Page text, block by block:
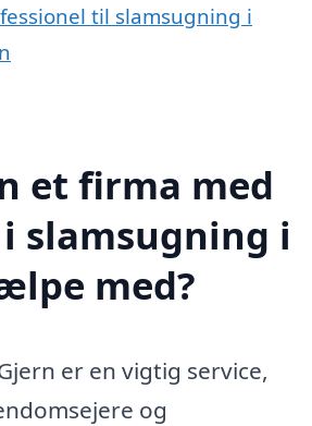
til slamsugning i
et firma med
slamsugning i
med?
er en vigtig service,
og